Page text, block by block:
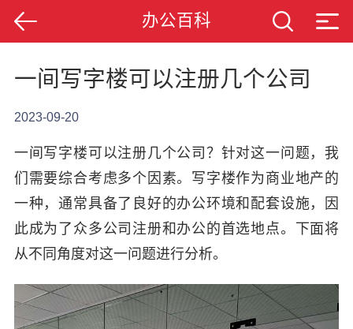
办公百科
一间写字楼可以注册几个公司
2023-09-20
一间写字楼可以注册几个公司？针对这一问题，我
们需要综合考虑多个因素。写字楼作为商业地产的
一种，通常具备了良好的办公环境和配套设施，因
此成为了众多公司注册和办公的首选地点。下面将
从不同角度对这一问题进行分析。